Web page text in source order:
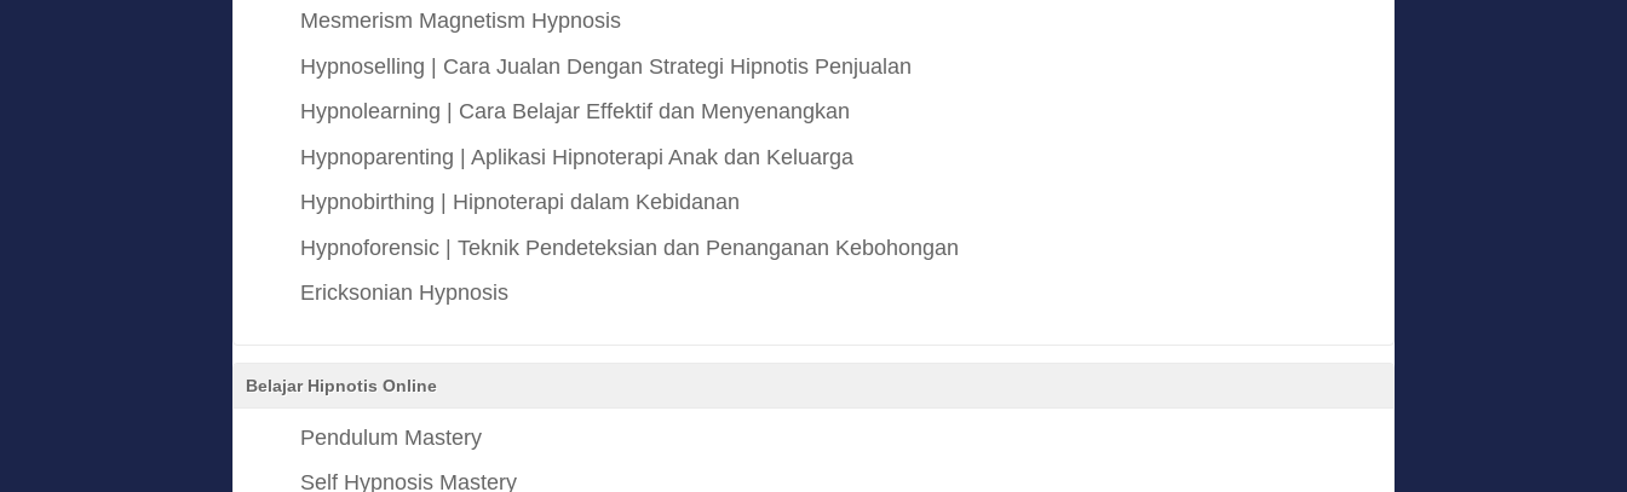
Mesmerism Magnetism Hypnosis
Hypnoselling | Cara Jualan Dengan Strategi Hipnotis Penjualan
Hypnolearning | Cara Belajar Effektif dan Menyenangkan
Hypnoparenting | Aplikasi Hipnoterapi Anak dan Keluarga
Hypnobirthing | Hipnoterapi dalam Kebidanan
Hypnoforensic | Teknik Pendeteksian dan Penanganan Kebohongan
Ericksonian Hypnosis
Belajar Hipnotis Online
Pendulum Mastery
Self Hypnosis Mastery